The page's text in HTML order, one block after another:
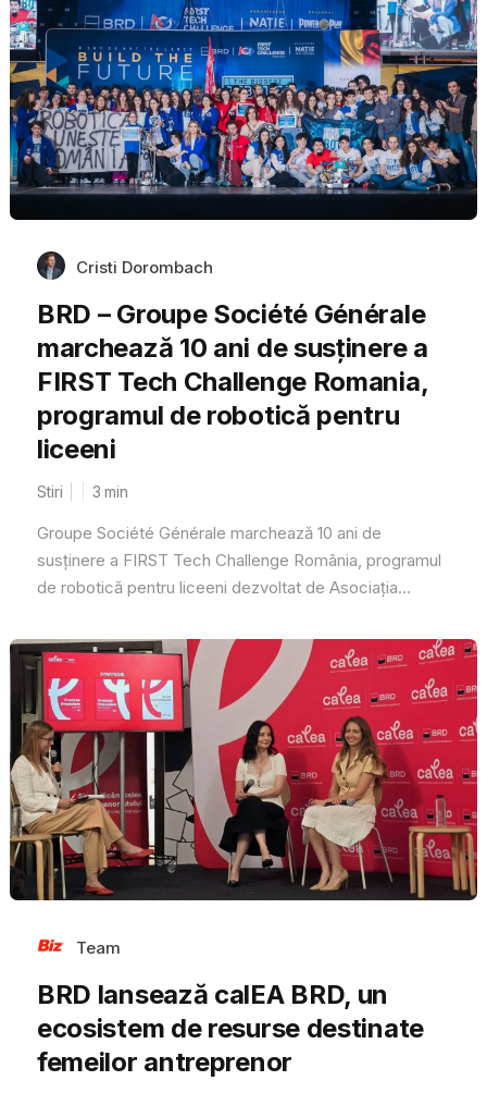
Cristi Dorombach
BRD – Groupe Société Générale
marchează 10 ani de susținere a
FIRST Tech Challenge Romania,
programul de robotică pentru
liceeni
Stiri 3 min
Groupe Société Générale marchează 10 ani de
susținere a FIRST Tech Challenge România, programul
de robotică pentru liceeni dezvoltat de Asociația...
Team
BRD lansează calEA BRD, un
ecosistem de resurse destinate
femeilor antreprenor